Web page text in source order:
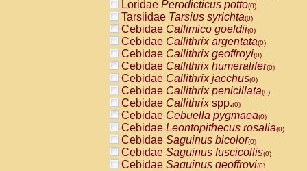
PitheciidaeCallicebus cupreus
PitheciidaeCallicebus donacophilus
PitheciidaeCallicebus moloch
PitheciidaeCallicebus torquatus
PitheciidaeCallicebusspp.(0)
PitheciidaeChiropotes satanas(0)
PitheciidaePithecia monachus
PitheciidaePithecia pithecia(0)
CercopithecidaeCercocebus agilis
CercopithecidaeCercocebus
CercopithecidaeCercocebus
CercopithecidaeCercocebus
CercopithecidaeCercocebus
CercopithecidaeCercocebushybrid
Loridae Perodicticus potto(0)
Tarsiidae Tarsius syrichta(0)
Cebidae Callimico goeldii(0)
Cebidae Callithrix argentata(0)
Cebidae Callithrix geoffroyi(0)
Cebidae Callithrix humeralifer(0)
Cebidae Callithrix jacchus(0)
Cebidae Callithrix penicillata(0)
Cebidae Callithrixspp.(0)
Cebidae Cebuella pygmaea(0)
Cebidae Leontopithecus rosalia(0)
Cebidae Saguinus bicolor(0)
Cebidae Saguinus fuscicollis(0)
Cebidae Saguinus geoffroyi(0)